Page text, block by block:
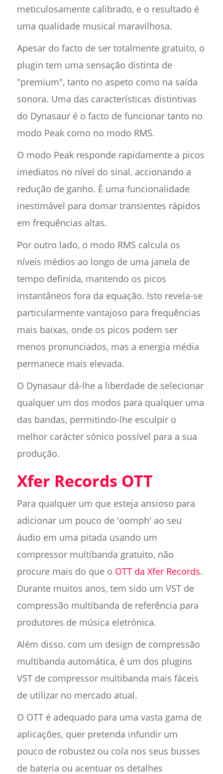
meticulosamente calibrado, e o resultado é
uma qualidade musical maravilhosa.
Apesar do facto de ser totalmente gratuito, o
plugin tem uma sensação distinta de
"premium", tanto no aspeto como na saída
sonora. Uma das características distintivas
do Dynasaur é o facto de funcionar tanto no
modo Peak como no modo RMS.
O modo Peak responde rapidamente a picos
imediatos no nível do sinal, accionando a
redução de ganho. É uma funcionalidade
inestimável para domar transientes rápidos
em frequências altas.
Por outro lado, o modo RMS calcula os
níveis médios ao longo de uma janela de
tempo definida, mantendo os picos
instantâneos fora da equação. Isto revela-se
particularmente vantajoso para frequências
mais baixas, onde os picos podem ser
menos pronunciados, mas a energia média
permanece mais elevada.
O Dynasaur dá-lhe a liberdade de selecionar
qualquer um dos modos para qualquer uma
das bandas, permitindo-lhe esculpir o
melhor carácter sónico possível para a sua
produção.
Xfer Records OTT
Para qualquer um que esteja ansioso para
adicionar um pouco de 'oomph' ao seu
áudio em uma pitada usando um
compressor multibanda gratuito, não
procure mais do que o OTT da Xfer Records.
Durante muitos anos, tem sido um VST de
compressão multibanda de referência para
produtores de música eletrónica.
Além disso, com um design de compressão
multibanda automática, é um dos plugins
VST de compressor multibanda mais fáceis
de utilizar no mercado atual.
O OTT é adequado para uma vasta gama de
aplicações, quer pretenda infundir um
pouco de robustez ou cola nos seus busses
de bateria ou acentuar os detalhes